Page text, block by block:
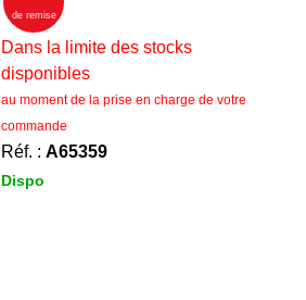
de remise
Dans la limite des stocks
disponibles
au moment de la prise en charge de votre
commande
Réf. : A65359
Dispo